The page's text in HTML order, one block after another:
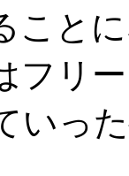
こと
フリ
いっ